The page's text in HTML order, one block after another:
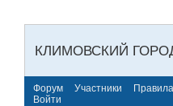
КЛИМОВСКИЙ
Форум Участники Правила
Войти